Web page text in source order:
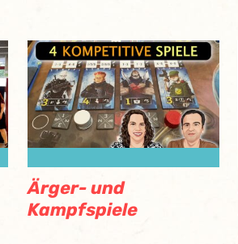
Ärger- und
Kampfspiele